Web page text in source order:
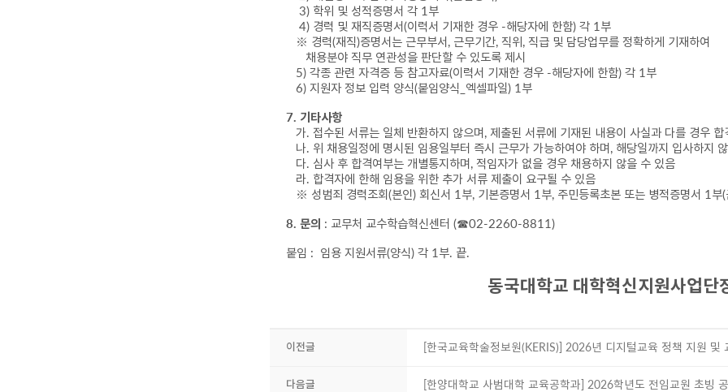
3) 학위 및 성적증명서 각 1 부
4) 경력 및 재직증명서(이력서 기재한 경우 -해당자에 한함) 각 1 부
※ 경력(재직)증명서는 근무부서 , 근무기간, 직위 , 직급 및 담당업무를 정확하게 기재하여
채용분야 직무 연관성을 판단할 수 있도록 제시
5) 각종 관련 자격증 등 참고자료(이력서 기재한 경우 -해당자에 한함) 각 1 부
6) 지원자 정보 입력 양식(붙임양식 엑셀파일) 1 부
7. 기타사항
가. 접수된 서류는 일체 반환하지 않으며 , 제출된 서류에 기재된 내용이 사실과 다를 경우
나. 위 채용일정에 명시된 임용일부터 즉시 근무가 가능하여야 하며 , 해당일까지 입사하지
다. 심사 후 합격여부는 개별통지하며 , 적임자가 없을 경우 채용하지 않을 수 있음
라. 합격자에 한해 임용을 위한 추가 서류 제출이 요구될 수 있음
※ 성범죄 경력조회(본인) 회신서 1 부, 기본증명서 1 부, 주민등록초본 또는 병적증명서 1 부(
8. 문의 : 교무처 교수학습혁신센터 (☎02-2260-8811)
붙임 : 임용 지원서류(양식) 각 1 부. 끝.
동국대학교 대학혁신지원사업단
이전글 [한국교육학술정보원(KERIS)] 2026년 디지털교육 정책 지원 및
다음글 [한양대학교 사범대학 교육공학과] 2026학년도 전임교원 초빙